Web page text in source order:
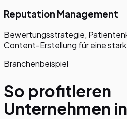
Reputation Management
Bewertungsstrategie,
Content-Erstellung für eine
Branchenbeispiel
So profitieren
Unternehmen in